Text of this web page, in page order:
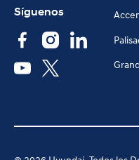
Síguenos